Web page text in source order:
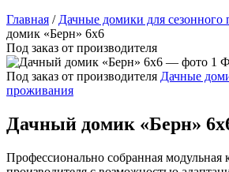
Главная / Дачные домики для сезонного
домик «Берн» 6х6
Под заказ от производителя
Под заказ от производителя Дачные
проживания
Дачный домик «Берн»
Профессионально собранная модульная